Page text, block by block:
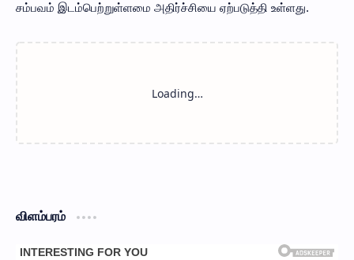
சம்பவம் இடம்பெற்றுள்ளமை அதிர்ச்சியை ஏற்படுத்தி உள்ளது.
விளம்பரம்